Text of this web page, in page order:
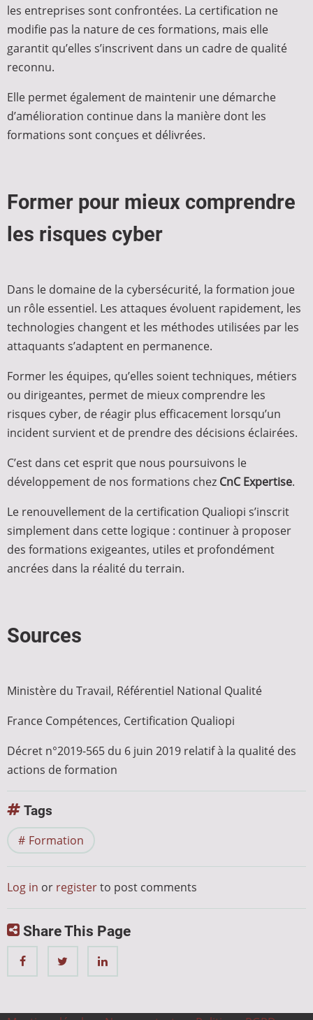
les entreprises sont confrontées. La certification ne
modifie pas la nature de ces formations, mais elle
garantit qu’elles s’inscrivent dans un cadre de qualité
reconnu.
Elle permet également de maintenir une démarche
d’amélioration continue dans la manière dont les
formations sont conçues et délivrées.
Former pour mieux comprendre
les risques cyber
Dans le domaine de la cybersécurité, la formation joue
un rôle essentiel. Les attaques évoluent rapidement, les
technologies changent et les méthodes utilisées par les
attaquants s’adaptent en permanence.
Former les équipes, qu’elles soient techniques, métiers
ou dirigeantes, permet de mieux comprendre les
risques cyber, de réagir plus efficacement lorsqu’un
incident survient et de prendre des décisions éclairées.
C’est dans cet esprit que nous poursuivons le
développement de nos formations chez CnC Expertise.
Le renouvellement de la certification Qualiopi s’inscrit
simplement dans cette logique : continuer à proposer
des formations exigeantes, utiles et profondément
ancrées dans la réalité du terrain.
Sources
Ministère du Travail, Référentiel National Qualité
France Compétences, Certification Qualiopi
Décret n°2019-565 du 6 juin 2019 relatif à la qualité des
actions de formation
Tags
Formation
Log in or registerto post comments
Share This Page